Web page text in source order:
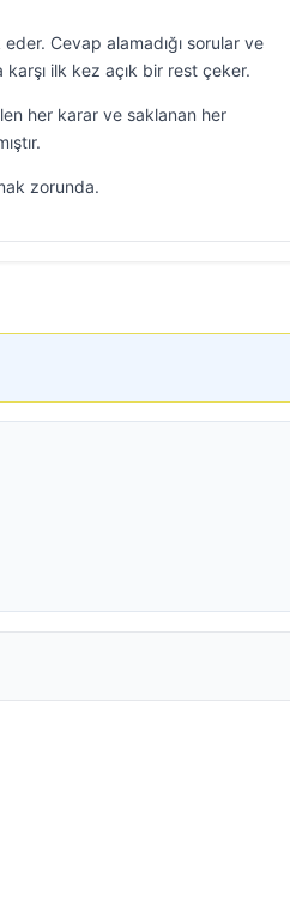
Cevap alamadığı sorular ve
ilk kez açık bir rest çeker.
her karar ve saklanan her
zorunda.